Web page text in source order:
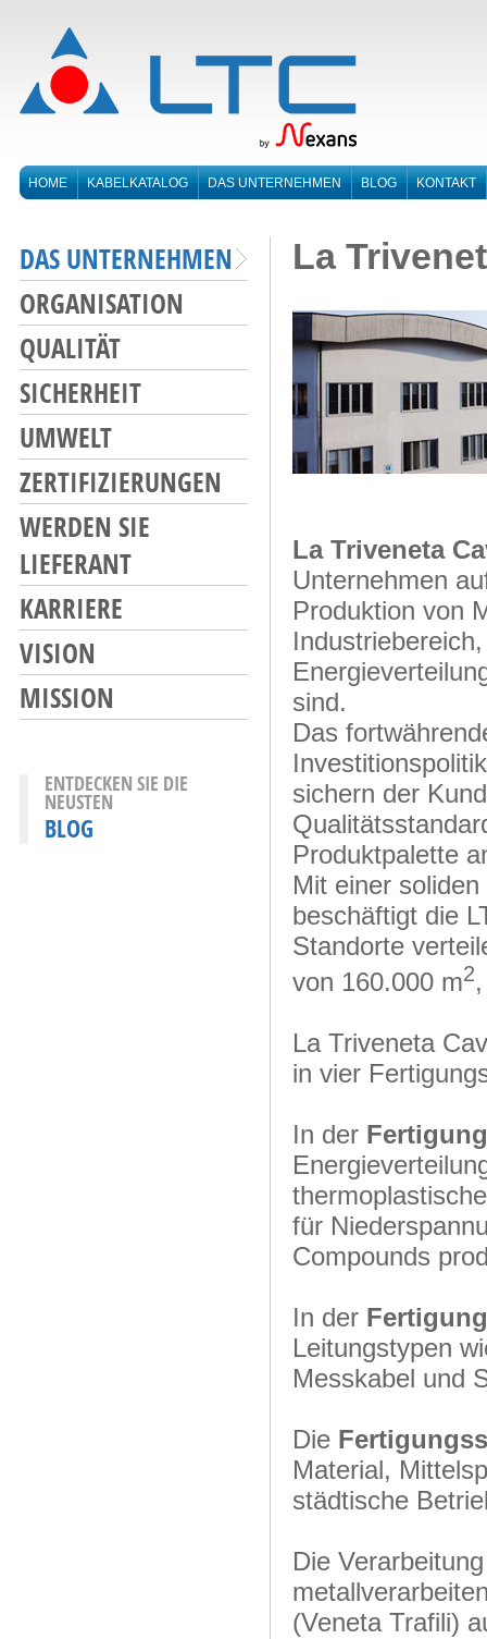
HOME KABELKATALOG DAS UNTERNEHMEN BLOG KONTAKT
DAS UNTERNEHMEN
ORGANISATION
QUALITÄT
SICHERHEIT
UMWELT
ZERTIFIZIERUNGEN
WERDEN SIE
LIEFERANT
KARRIERE
VISION
MISSION
ENTDECKEN SIE DIE
NEUSTEN
BLOG
La
La Triveneta
Unternehmen
Produktion von
sind.
Das
sichern der
Produktpalette
Mit einer
beschäftigt die
Standorte
von 160.000 m2
La Triveneta
in vier
In der
für
Compounds
In der
Leitungstypen
Messkabel und
Die
Material,
städtische
Die
(Veneta Trafili)